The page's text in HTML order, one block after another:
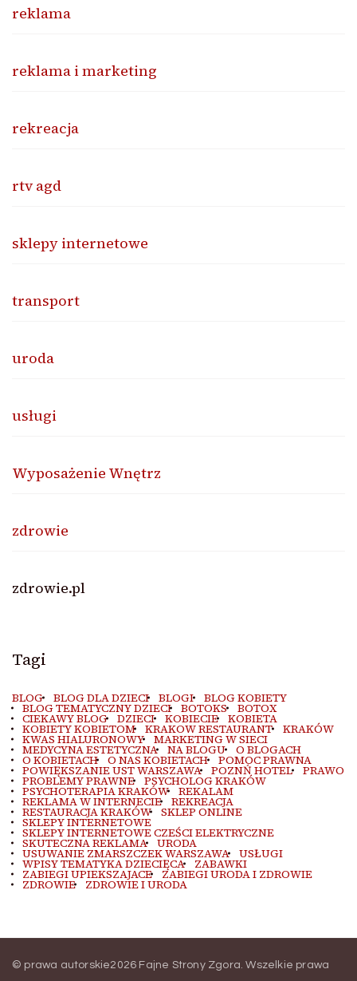
reklama
reklama i marketing
rekreacja
rtv agd
sklepy internetowe
transport
uroda
usługi
Wyposażenie Wnętrz
zdrowie
zdrowie.pl
Tagi
BLOG BLOG DLA DZIECI BLOGI BLOG KOBIETY
BLOG TEMATYCZNY DZIECI BOTOKS BOTOX
CIEKAWY BLOG DZIECI KOBIECIE KOBIETA
KOBIETY KOBIETOM KRAKOW RESTAURANT KRAKÓW
KWAS HIALURONOWY MARKETING W SIECI
MEDYCYNA ESTETYCZNA NA BLOGU O BLOGACH
O KOBIETACH O NAS KOBIETACH POMOC PRAWNA
POWIĘKSZANIE UST WARSZAWA POZNŃ HOTEL PRAWO
PROBLEMY PRAWNE PSYCHOLOG KRAKÓW
PSYCHOTERAPIA KRAKÓW REKALAM
REKLAMA W INTERNECIE REKREACJA
RESTAURACJA KRAKÓW SKLEP ONLINE
SKLEPY INTERNETOWE
SKLEPY INTERNETOWE CZEŚCI ELEKTRYCZNE
SKUTECZNA REKLAMA URODA
USUWANIE ZMARSZCZEK WARSZAWA USŁUGI
WPISY TEMATYKA DZIECIĘCA ZABAWKI
ZABIEGI UPIEKSZAJACE ZABIEGI URODA I ZDROWIE
ZDROWIE ZDROWIE I URODA
© prawa autorskie2026 Fajne Strony Zgora . Wszelkie prawa